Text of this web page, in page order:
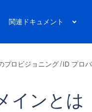
関連ドキュメント
プロビジョニング ID プロ
インとは